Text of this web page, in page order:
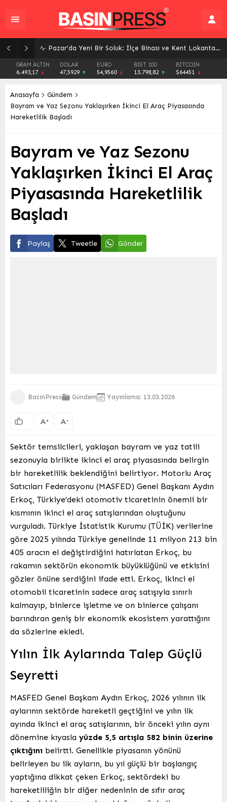
Pazar’da Yeni Bir Soluk: İlçe Binası ve Kent Lokantası Hizmete Açıldı
GRAM ALTIN
6.493,17
DOLAR
47,5929
EURO
54,9560
BIST 100
13.798,82
BITCOIN
$64451
Anasayfa
Gündem
Bayram ve Yaz Sezonu Yaklaşırken İkinci El Araç Piyasasında
Hareketlilik Başladı
Bayram ve Yaz Sezonu
Yaklaşırken İkinci El Araç
Piyasasında Hareketlilik
Başladı
Paylaş Tweetle Gönder
BasınPress Gündem Yayınlama: 13.03.2026
A+ A-
Sektör temsilcileri, yaklaşan bayram ve yaz tatili
sezonuyla birlikte ikinci el araç piyasasında belirgin
bir hareketlilik beklendiğini belirtiyor. Motorlu Araç
Satıcıları Federasyonu (MASFED) Genel Başkanı Aydın
Erkoç, Türkiye’deki otomotiv ticaretinin önemli bir
kısmının ikinci el araç satışlarından oluştuğunu
vurguladı. Türkiye İstatistik Kurumu (TÜİK) verilerine
göre 2025 yılında Türkiye genelinde 11 milyon 213 bin
405 aracın el değiştirdiğini hatırlatan Erkoç, bu
rakamın sektörün ekonomik büyüklüğünü ve etkisini
gözler önüne serdiğini ifade etti. Erkoç, ikinci el
otomobil ticaretinin sadece araç satışıyla sınırlı
kalmayıp, binlerce işletme ve on binlerce çalışanı
barındıran geniş bir ekonomik ekosistem yarattığını
da sözlerine ekledi.
Yılın İlk Aylarında Talep Güçlü
Seyretti
MASFED Genel Başkanı Aydın Erkoç, 2026 yılının ilk
aylarının sektörde hareketli geçtiğini ve yılın ilk
ayında ikinci el araç satışlarının, bir önceki yılın aynı
dönemine kıyasla yüzde 5,5 artışla 582 binin üzerine
çıktığını belirtti. Genellikle piyasanın yönünü
belirleyen bu ilk ayların, bu yıl güçlü bir başlangıç
yaptığına dikkat çeken Erkoç, sektördeki bu
hareketliliğin bir diğer nedeninin de sıfır araç